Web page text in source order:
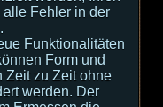
alle Fehler in der
Funktionalitäten
Form und
Zeit zu Zeit ohne
werden. Der